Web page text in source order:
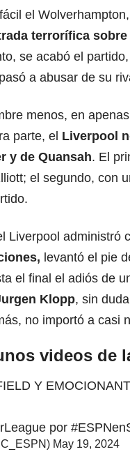
el
terrorífica sobre
se acabó el
a abusar de su
menos, en
parte, el Liverpool
y de Quansah. El
el segundo, con
Liverpool administró
levantó el pie
el final el adiós de
Klopp, sin
no importó a casi
videos de
Y
por
May 19, 2024